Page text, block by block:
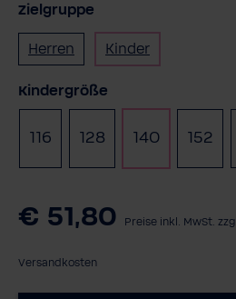
Zielgruppe
Herren Kinder
Kindergröße
116 128 140 152
€ 51,80 Preise inkl. MwSt. zzgl.
Versandkosten